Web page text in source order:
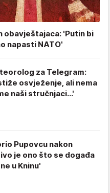
obavještajaca: 'Putin bi
napasti NATO'
za Telegram:
osvježenje, ali nema
naši stručnjaci...'
Pupovcu nakon
je ono što se događa
u Kninu'